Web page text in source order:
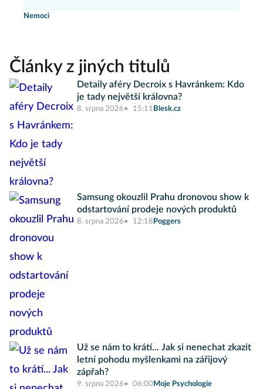
Nemoci
Články z jiných titulů
Detaily aféry Decroix s Havránkem: Kdo
je tady největší královna?
8. srpna 2026 15:11 Blesk.cz
Samsung okouzlil Prahu dronovou show k
odstartování prodeje nových produktů
8. srpna 2026 12:18 Poggers
Už se nám to krátí... Jak si nenechat zkazit
letní pohodu myšlenkami na zářijový
zápřah?
9. srpna 2026 06:00 Moje Psychologie